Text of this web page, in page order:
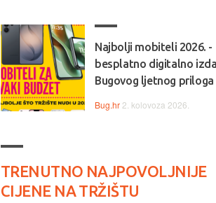
Najbolji mobiteli 2026. -
besplatno digitalno
Bugovog ljetnog priloga
Bug.hr 2. kolovoza 2026.
TRENUTNO NAJPOVOLJNIJE
CIJENE NA TRŽIŠTU